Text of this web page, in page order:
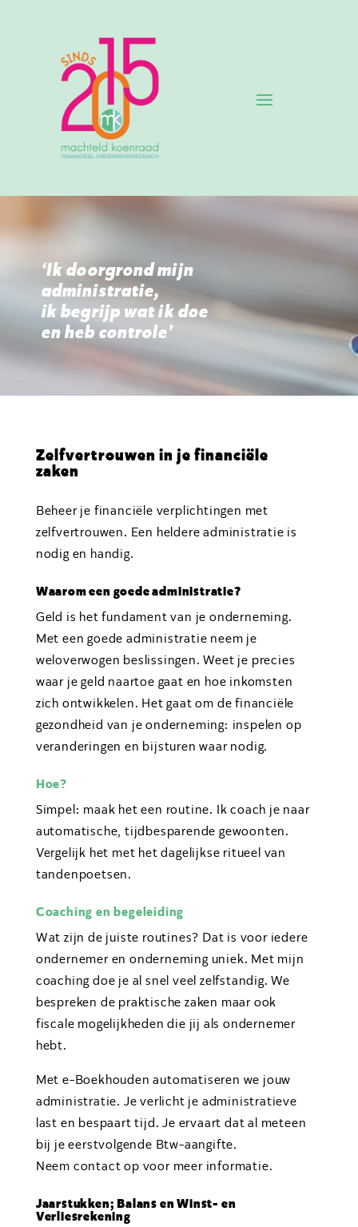
‘Ik doorgrond mijn
administratie,
ik begrijp wat ik doe
en heb controle’
Zelfvertrouwen in je financiële
zaken
Beheer je financiële verplichtingen met
zelfvertrouwen. Een heldere administratie is
nodig en handig.
Waarom een goede administratie?
Geld is het fundament van je onderneming.
Met een goede administratie neem je
weloverwogen beslissingen. Weet je precies
waar je geld naartoe gaat en hoe inkomsten
zich ontwikkelen. Het gaat om de financiële
gezondheid van je onderneming: inspelen op
veranderingen en bijsturen waar nodig.
Hoe?
Simpel: maak het een routine. Ik coach je naar
automatische, tijdbesparende gewoonten.
Vergelijk het met het dagelijkse ritueel van
tandenpoetsen.
Coaching en begeleiding
Wat zijn de juiste routines? Dat is voor iedere
ondernemer en onderneming uniek. Met mijn
coaching doe je al snel veel zelfstandig. We
bespreken de praktische zaken maar ook
fiscale mogelijkheden die jij als ondernemer
hebt.
Met e-Boekhouden automatiseren we jouw
administratie. Je verlicht je administratieve
last en bespaart tijd. Je ervaart dat al meteen
bij je eerstvolgende Btw-aangifte.
Neem contact op voor meer informatie.
Jaarstukken; Balans en Winst- en
Verliesrekening